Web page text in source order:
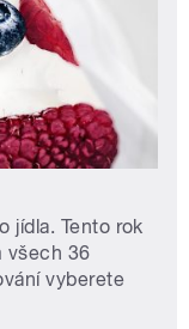
jídla. Tento rok
všech 36
vyberete